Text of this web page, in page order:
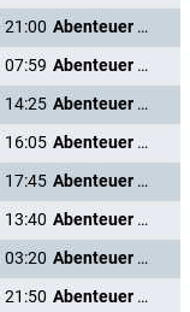
21:00
Abenteuer Karibik
07:59
Abenteuer Karibik
14:25
Abenteuer Karibik
16:05
Abenteuer Karibik
17:45
Abenteuer Karibik
13:40
Abenteuer Karibik
03:20
Abenteuer Karibik
21:50
Abenteuer Karibik